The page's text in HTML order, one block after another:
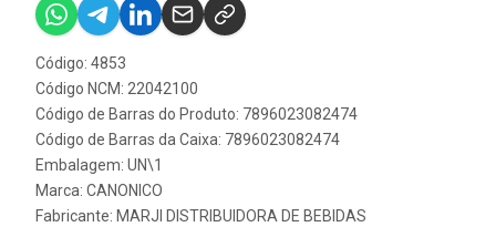
Código: 4853
Código NCM: 22042100
Código de Barras do Produto: 7896023082474
Código de Barras da Caixa: 7896023082474
Embalagem: UN\1
Marca: CANONICO
Fabricante: MARJI DISTRIBUIDORA DE BEBIDAS